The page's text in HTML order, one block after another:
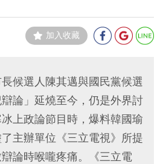
加入收藏
候選人陳其邁與國民黨候選
論」延燒至今，仍是外界討
上政論節目時，爆料韓國瑜
主辦單位《三立電視》所提
論時喉嚨疼痛。《三立電